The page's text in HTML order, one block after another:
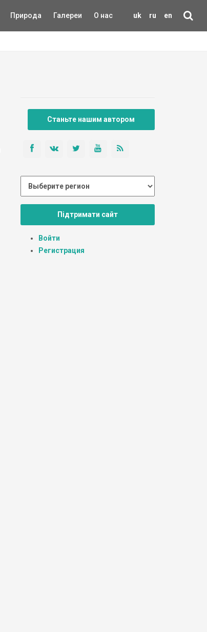
uk ru en
Природа Галереи О нас
Станьте нашим автором
Підтримати сайт
Войти
Регистрация